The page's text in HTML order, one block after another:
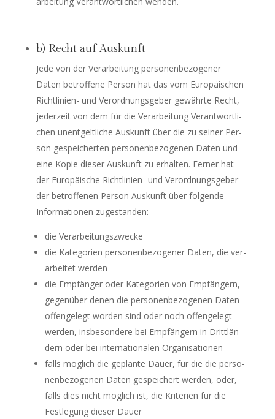
b) Recht auf Auskunft
Jede von der Ver­ar­bei­tung per­so­nen­be­zo­ge­ner
Daten betrof­fe­ne Per­son hat das vom Euro­päi­schen
Richt­li­ni­en- und Ver­ord­nungs­ge­ber gewähr­te Recht,
jeder­zeit von dem für die Ver­ar­bei­tung Ver­ant­wort­li­
chen unent­gelt­li­che Aus­kunft über die zu sei­ner Per­
son gespei­cher­ten per­so­nen­be­zo­ge­nen Daten und
eine Kopie die­ser Aus­kunft zu erhal­ten. Fer­ner hat
der Euro­päi­sche Richt­li­ni­en- und Ver­ord­nungs­ge­ber
der betrof­fe­nen Per­son Aus­kunft über fol­gen­de
Infor­ma­tio­nen zugestanden:
die Ver­ar­bei­tungs­zwe­cke
die Kate­go­rien per­so­nen­be­zo­ge­ner Daten, die ver­
ar­bei­tet werden
die Emp­fän­ger oder Kate­go­rien von Emp­fän­gern,
gegen­über denen die per­so­nen­be­zo­ge­nen Daten
offen­ge­legt wor­den sind oder noch offen­ge­legt
wer­den, ins­be­son­de­re bei Emp­fän­gern in Dritt­län­
dern oder bei inter­na­tio­na­len Organisationen
falls mög­lich die geplan­te Dau­er, für die die per­so­
nen­be­zo­ge­nen Daten gespei­chert wer­den, oder,
falls dies nicht mög­lich ist, die Kri­te­ri­en für die
Fest­le­gung die­ser Dauer